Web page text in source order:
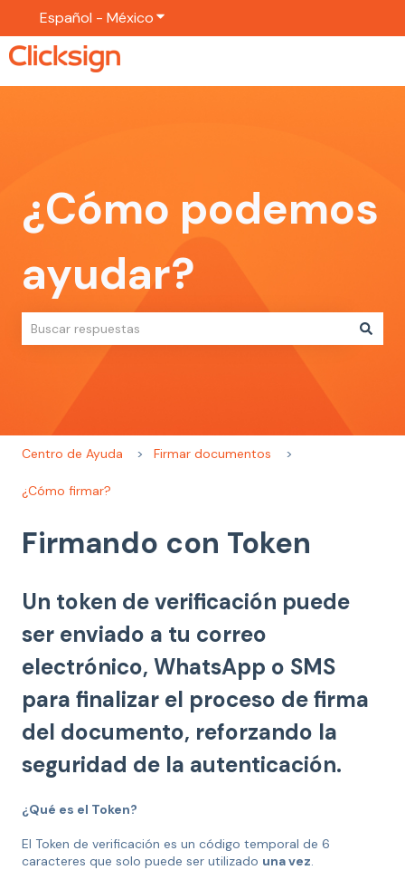
Español - MéxicoTraducciones de Mostrar submenú
¿Cómo podemos
ayudar?
Centro de Ayuda Firmar documentos
¿Cómo firmar?
Firmando con Token
Un token de verificación puede
ser enviado a tu correo
electrónico, WhatsApp o SMS
para finalizar el proceso de firma
del documento, reforzando la
seguridad de la autenticación.
¿Qué es el Token?
El Token de verificación es un código temporal de 6
caracteres que solo puede ser utilizado una vez.